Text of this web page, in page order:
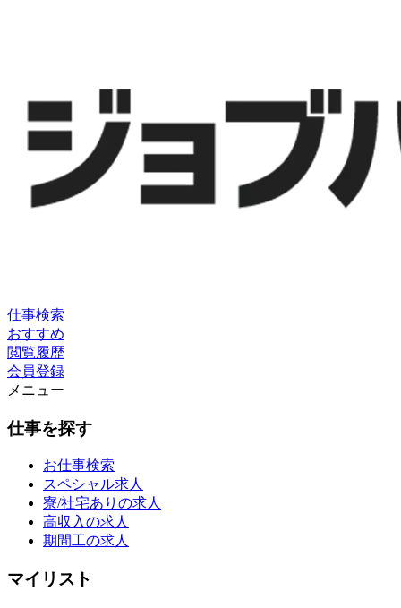
仕事検索
おすすめ
閲覧履歴
会員登録
メニュー
仕事を探す
お仕事検索
スペシャル求人
寮/社宅ありの求人
高収入の求人
期間工の求人
マイリスト